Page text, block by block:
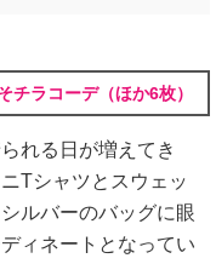
チラコーデ（ほか6枚）
れる日が増えてき
Tシャツとスウェッ
ルバーのバッグに眼
ィネートとなってい